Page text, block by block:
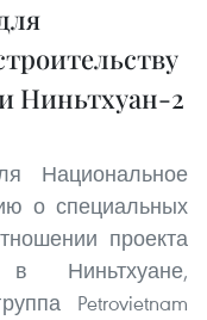
Ниньтхуан-2
Национальное
о специальных
проекта
в Ниньтхуане,
Petrovietnam